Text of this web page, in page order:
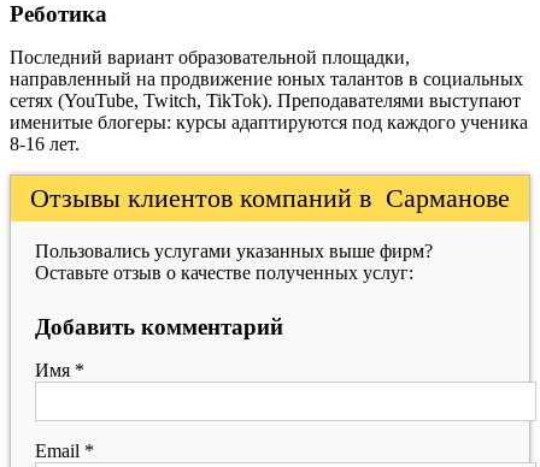
Реботика
Последний вариант образовательной площадки,
направленный на продвижение юных талантов в социальных
сетях (YouTube, Twitch, TikTok). Преподавателями выступают
именитые блогеры: курсы адаптируются под каждого ученика
8-16 лет.
Отзывы клиентов компаний в Сарманове
Пользовались услугами указанных выше фирм?
Оставьте отзыв о качестве полученных услуг:
Добавить комментарий
Имя *
Email *